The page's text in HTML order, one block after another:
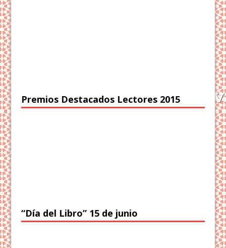
Premios Destacados Lectores 2015
“Día del Libro” 15 de junio